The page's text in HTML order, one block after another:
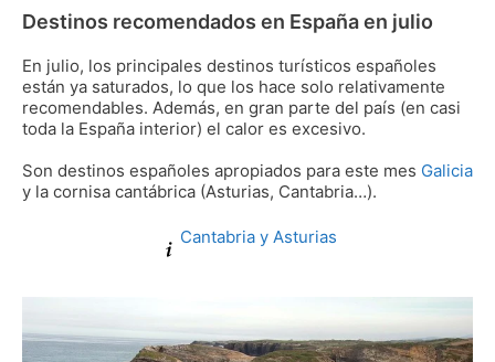
Destinos recomendados en España en julio
En julio, los principales destinos turísticos españoles
están ya saturados, lo que los hace solo relativamente
recomendables. Además, en gran parte del país (en casi
toda la España interior) el calor es excesivo.
Son destinos españoles apropiados para este mes Galicia
y la cornisa cantábrica (Asturias, Cantabria…).
Cantabria y Asturias